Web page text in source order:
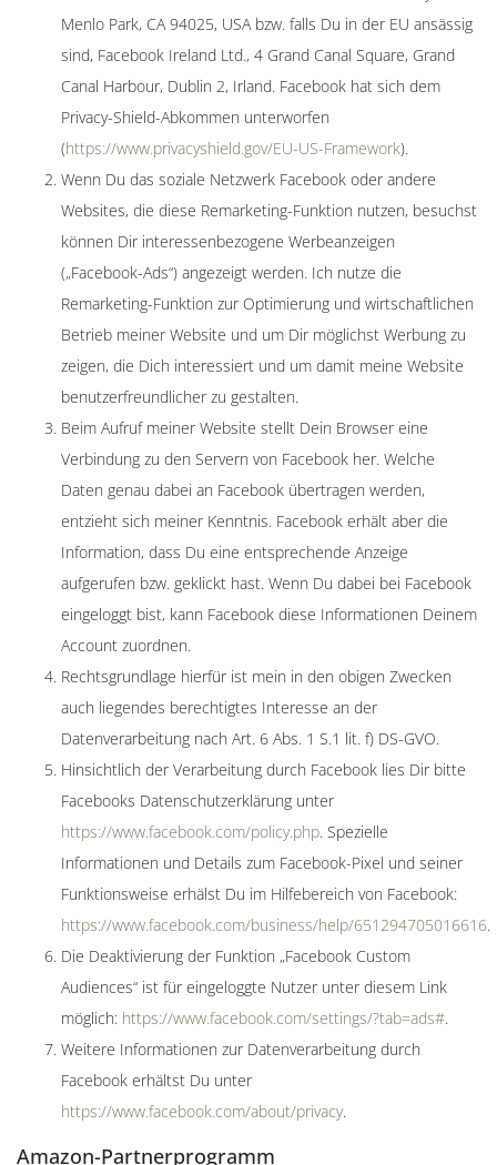
Menlo Park, CA 94025, USA bzw. falls Du in der EU ansässig
sind, Facebook Ireland Ltd., 4 Grand Canal Square, Grand
Canal Harbour, Dublin 2, Irland. Facebook hat sich dem
Privacy-Shield-Abkommen unterworfen
(https://www.privacyshield.gov/EU-US-Framework).
Wenn Du das soziale Netzwerk Facebook oder andere
Websites, die diese Remarketing-Funktion nutzen, besuchst
können Dir interessenbezogene Werbeanzeigen
(„Facebook-Ads“) angezeigt werden. Ich nutze die
Remarketing-Funktion zur Optimierung und wirtschaftlichen
Betrieb meiner Website und um Dir möglichst Werbung zu
zeigen, die Dich interessiert und um damit meine Website
benutzerfreundlicher zu gestalten.
Beim Aufruf meiner Website stellt Dein Browser eine
Verbindung zu den Servern von Facebook her. Welche
Daten genau dabei an Facebook übertragen werden,
entzieht sich meiner Kenntnis. Facebook erhält aber die
Information, dass Du eine entsprechende Anzeige
aufgerufen bzw. geklickt hast. Wenn Du dabei bei Facebook
eingeloggt bist, kann Facebook diese Informationen Deinem
Account zuordnen.
Rechtsgrundlage hierfür ist mein in den obigen Zwecken
auch liegendes berechtigtes Interesse an der
Datenverarbeitung nach Art. 6 Abs. 1 S.1 lit. f) DS-GVO.
Hinsichtlich der Verarbeitung durch Facebook lies Dir bitte
Facebooks Datenschutzerklärung unter
https://www.facebook.com/policy.php. Spezielle
Informationen und Details zum Facebook-Pixel und seiner
Funktionsweise erhälst Du im Hilfebereich von Facebook:
https://www.facebook.com/business/help/651294705016616.
Die Deaktivierung der Funktion „Facebook Custom
Audiences“ ist für eingeloggte Nutzer unter diesem Link
möglich: https://www.facebook.com/settings/?tab=ads#.
Weitere Informationen zur Datenverarbeitung durch
Facebook erhältst Du unter
https://www.facebook.com/about/privacy.
Amazon-Partnerprogramm